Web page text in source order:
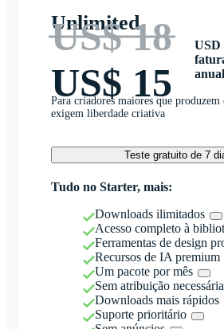
Unlimited
US$ 18
US$ 15
USD
Para criadores maiores que produzem
exigem liberdade criativa
Teste gratuito de 7
Tudo no Starter, mais:
Downloads ilimitados
Acesso completo à
Ferramentas de design
Recursos de IA premium
Um pacote por mês
Sem atribuição necessária
Downloads mais rápidos
Suporte prioritário